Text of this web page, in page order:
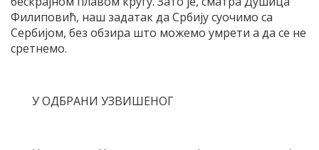
Филиповић, наш задатак да Србију суочимо са
Сербијом, без обзира што можемо умрети а да се не
сретнемо.
У ОДБРАНИ УЗВИШЕНОГ